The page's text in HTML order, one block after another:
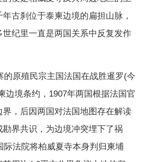
古刹位于泰柬边境的扁担山脉，
纪里一直是两国关系中反复发作
原殖民宗主国法国在战胜暹罗(今
边境条约，1907年两国根据法国官
界，后因两国对法国地图存在解读
界共识，为边境冲突埋下了祸
际法院将柏威夏寺本身判归柬埔